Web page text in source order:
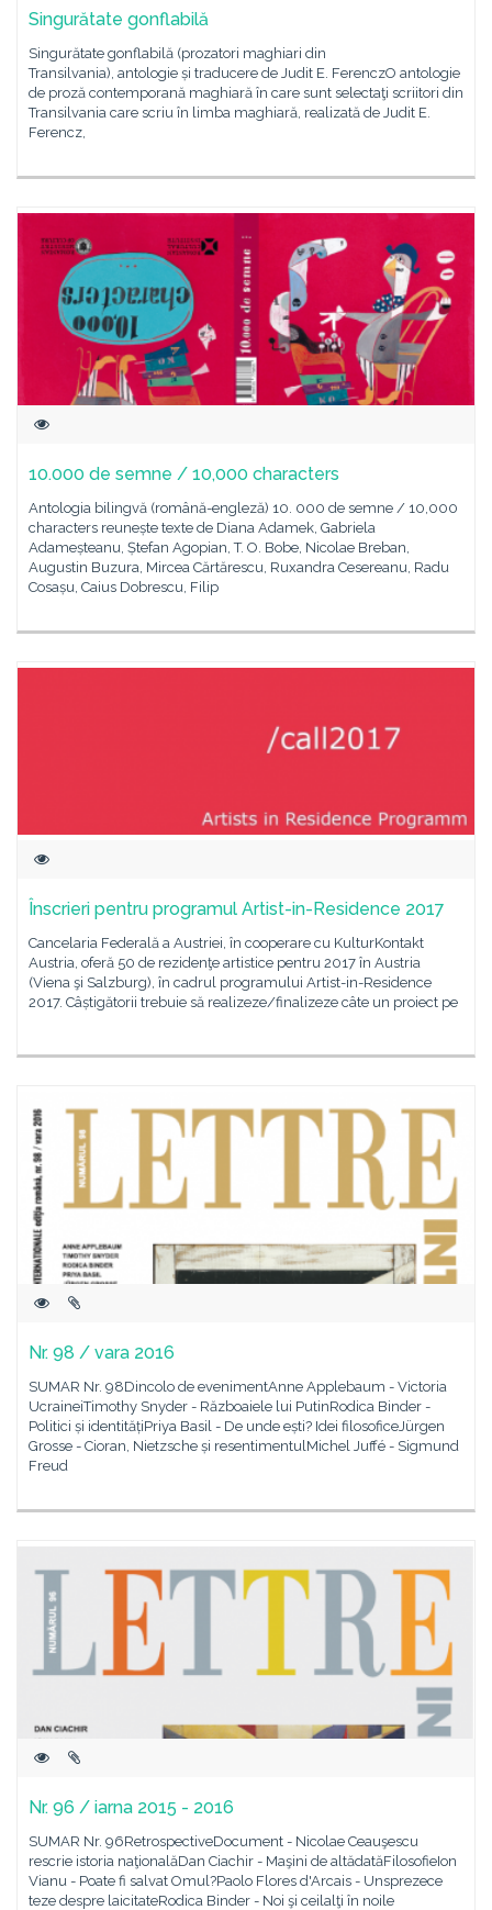
Singurătate gonflabilă
Singurătate gonflabilă (prozatori maghiari din
Transilvania), antologie și traducere de Judit E. FerenczO antologie
de proză contemporană maghiară în care sunt selectaţi scriitori din
Transilvania care scriu în limba maghiară, realizată de Judit E.
Ferencz,
10.000 de semne / 10,000 characters
Antologia bilingvă (română-engleză) 10. 000 de semne / 10,000
characters reunește texte de Diana Adamek, Gabriela
Adameșteanu, Ștefan Agopian, T. O. Bobe, Nicolae Breban,
Augustin Buzura, Mircea Cărtărescu, Ruxandra Cesereanu, Radu
Cosașu, Caius Dobrescu, Filip
Înscrieri pentru programul Artist-in-Residence 2017
Cancelaria Federală a Austriei, în cooperare cu KulturKontakt
Austria, oferă 50 de rezidenţe artistice pentru 2017 în Austria
(Viena şi Salzburg), în cadrul programului Artist-in-Residence
2017. Câștigătorii trebuie să realizeze/finalizeze câte un proiect pe
Nr. 98 / vara 2016
SUMAR Nr. 98Dincolo de evenimentAnne Applebaum - Victoria
UcraineiTimothy Snyder - Războaiele lui PutinRodica Binder -
Politici și identitățiPriya Basil - De unde ești? Idei filosoficeJürgen
Grosse - Cioran, Nietzsche și resentimentulMichel Juffé - Sigmund
Freud
Nr. 96 / iarna 2015 - 2016
SUMAR Nr. 96RetrospectiveDocument - Nicolae Ceauşescu
rescrie istoria naţionalăDan Ciachir - Maşini de altădatăFilosofieIon
Vianu - Poate fi salvat Omul?Paolo Flores d'Arcais - Unsprezece
teze despre laicitateRodica Binder - Noi şi ceilalţi în noile